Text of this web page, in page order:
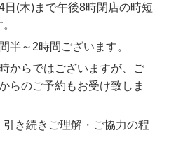
(木)まで午後8時閉店の時短
半～2時間ございます。
からではございますが、ご
らのご予約もお受け致しま
き続きご理解・ご協力の程